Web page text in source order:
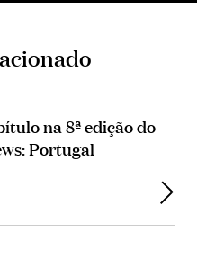
na 8ª edição do
Portugal